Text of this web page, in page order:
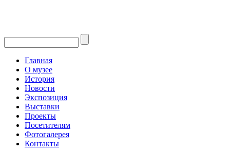
Главная
О музее
История
Новости
Экспозиция
Выставки
Проекты
Посетителям
Фотогалерея
Контакты